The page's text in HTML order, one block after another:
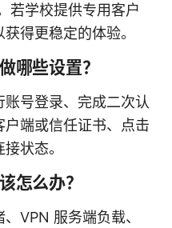
若学校提供专用客户
得更稳定的体验。
哪些设置？
号登录、完成二次认
端或信任证书、点击
状态。
怎么办？
VPN 服务端负载、